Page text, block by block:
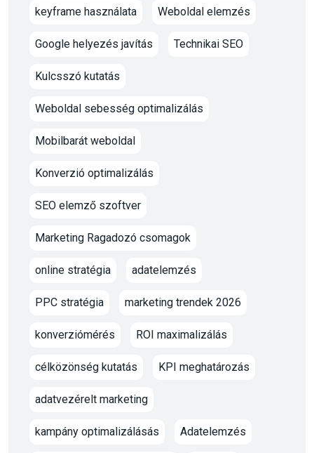
keyframe használata Weboldal elemzés
Google helyezés javítás Technikai SEO
Kulcsszó kutatás
Weboldal sebesség optimalizálás
Mobilbarát weboldal
Konverzió optimalizálás
SEO elemző szoftver
Marketing Ragadozó csomagok
online stratégia adatelemzés
PPC stratégia marketing trendek 2026
konverziómérés ROI maximalizálás
célközönség kutatás KPI meghatározás
adatvezérelt marketing
kampány optimalizálásás Adatelemzés